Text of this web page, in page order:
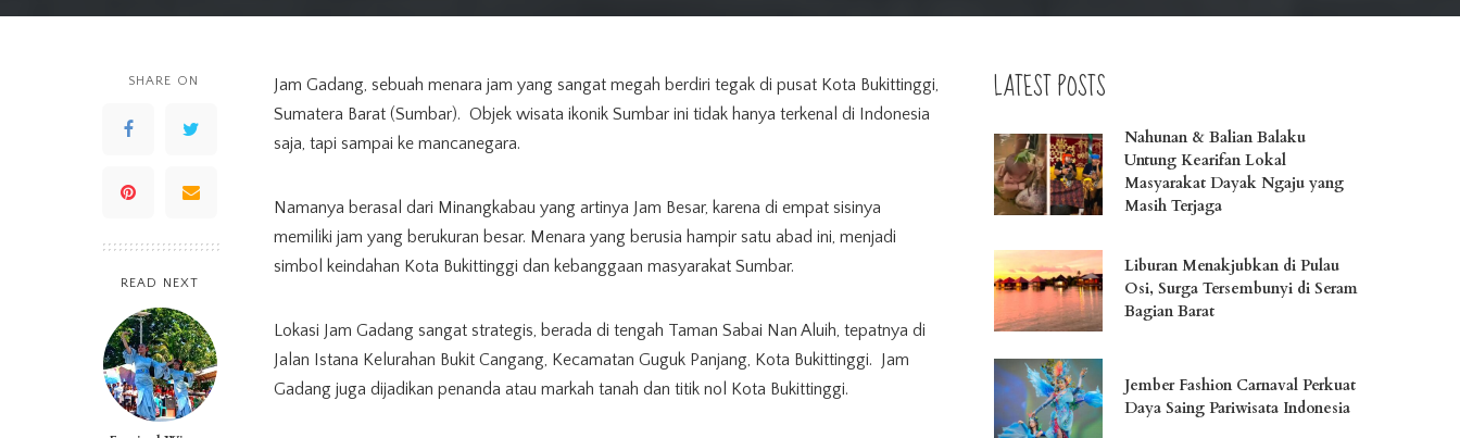
SHARE ON
READ NEXT
Jam Gadang, sebuah menara jam yang sangat megah berdiri tegak di pusat Kota Bukittinggi,
Sumatera Barat (Sumbar). Objek wisata ikonik Sumbar ini tidak hanya terkenal di Indonesia
saja, tapi sampai ke mancanegara.
Namanya berasal dari Minangkabau yang artinya Jam Besar, karena di empat sisinya
memiliki jam yang berukuran besar. Menara yang berusia hampir satu abad ini, menjadi
simbol keindahan Kota Bukittinggi dan kebanggaan masyarakat Sumbar.
Lokasi Jam Gadang sangat strategis, berada di tengah Taman Sabai Nan Aluih, tepatnya di
Jalan Istana Kelurahan Bukit Cangang, Kecamatan Guguk Panjang, Kota Bukittinggi. Jam
Gadang juga dijadikan penanda atau markah tanah dan titik nol Kota Bukittinggi.
LATEST POSTS
Nahunan & Balian Balaku
Untung Kearifan Lokal
Masyarakat Dayak Ngaju yang
Masih Terjaga
Liburan Menakjubkan di Pulau
Osi, Surga Tersembunyi di Seram
Bagian Barat
Jember Fashion Carnaval Perkuat
Daya Saing Pariwisata Indonesia